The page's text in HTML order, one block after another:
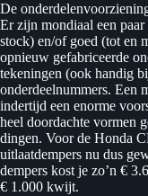
De
Er zijn mondiaal een
stock) en/of goed (tot en
opnieuw gefabriceerde
tekeningen (ook handig
onderdeelnummers. Een
indertijd een enorme
heel doordachte vormen
dingen. Voor de Honda
uitlaatdempers nu dus
dempers kost je zo’n €
€ 1.000 kwijt.